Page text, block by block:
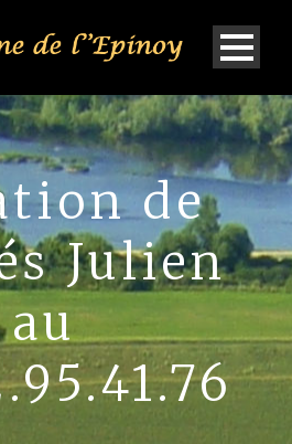
de
Julien
au